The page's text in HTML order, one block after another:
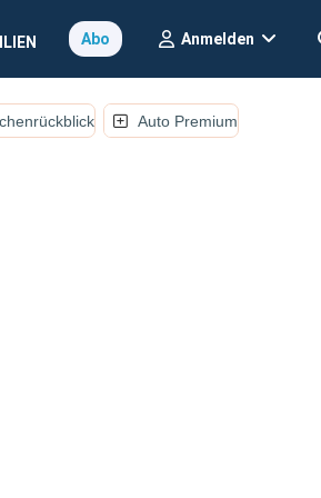
Abo Anmelden
Auto Premium